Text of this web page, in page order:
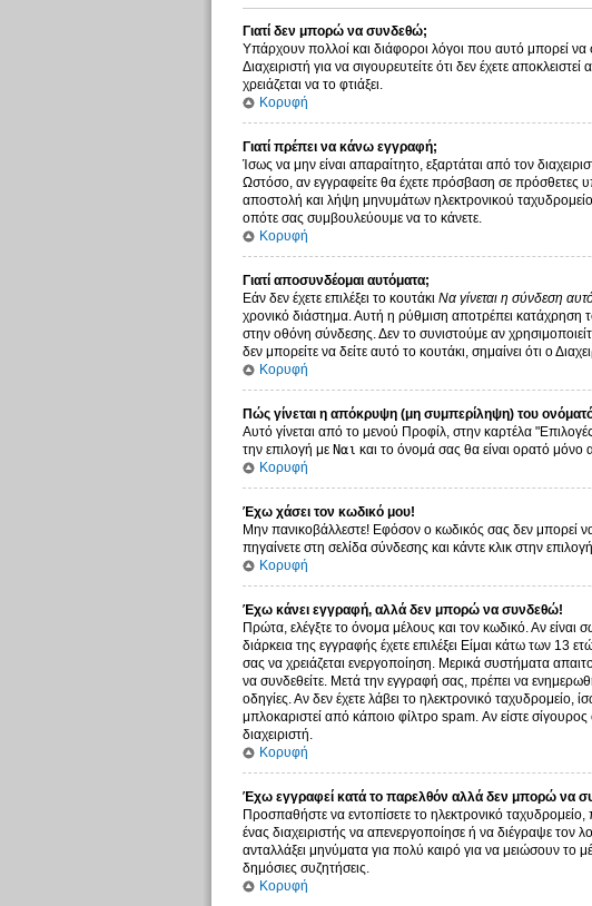
Γιατί δεν μπορώ να συνδεθώ;
Υπάρχουν πολλοί και διάφοροι λόγοι που αυτό μπορεί να
Διαχειριστή για να σιγουρευτείτε ότι δεν έχετε
χρειάζεται να το φτιάξει.
Κορυφή
Γιατί πρέπει να κάνω εγγραφή;
Ίσως να μην είναι απαραίτητο, εξαρτάται από τον
Ωστόσο, αν εγγραφείτε θα έχετε πρόσβαση σε πρόσθετες
αποστολή και λήψη μηνυμάτων ηλεκτρονικού
οπότε σας συμβουλεύουμε να το κάνετε.
Κορυφή
Γιατί αποσυνδέομαι αυτόματα;
Εάν δεν έχετε επιλέξει το κουτάκι Να γίνεται η σύνδεση
χρονικό διάστημα. Αυτή η ρύθμιση αποτρέπει κατάχρηση
στην οθόνη σύνδεσης. Δεν το συνιστούμε αν
δεν μπορείτε να δείτε αυτό το κουτάκι, σημαίνει ότι ο
Κορυφή
Πώς γίνεται η απόκρυψη (μη συμπερίληψη) του
Αυτό γίνεται από το μενού Προφίλ, στην καρτέλα
την επιλογή με Ναι και το όνομά σας θα είναι ορατό μόνο
Κορυφή
Έχω χάσει τον κωδικό μου!
Μην πανικοβάλλεστε! Εφόσον ο κωδικός σας δεν μπορεί
πηγαίνετε στη σελίδα σύνδεσης και κάντε κλικ στην επιλογή
Κορυφή
Έχω κάνει εγγραφή, αλλά δεν μπορώ να συνδεθώ!
Πρώτα, ελέγξτε το όνομα μέλους και τον κωδικό. Αν
διάρκεια της εγγραφής έχετε επιλέξει Είμαι κάτω των 13
σας να χρειάζεται ενεργοποίηση. Μερικά συστήματα
να συνδεθείτε. Μετά την εγγραφή σας, πρέπει να
οδηγίες. Αν δεν έχετε λάβει το ηλεκτρονικό ταχυδρομείο,
μπλοκαριστεί από κάποιο φίλτρο spam. Αν είστε
διαχειριστή.
Κορυφή
Έχω εγγραφεί κατά το παρελθόν αλλά δεν μπορώ να
Προσπαθήστε να εντοπίσετε το ηλεκτρονικό
ένας διαχειριστής να απενεργοποίησε ή να διέγραψε
ανταλλάξει μηνύματα για πολύ καιρό για να μειώσουν το
δημόσιες συζητήσεις.
Κορυφή